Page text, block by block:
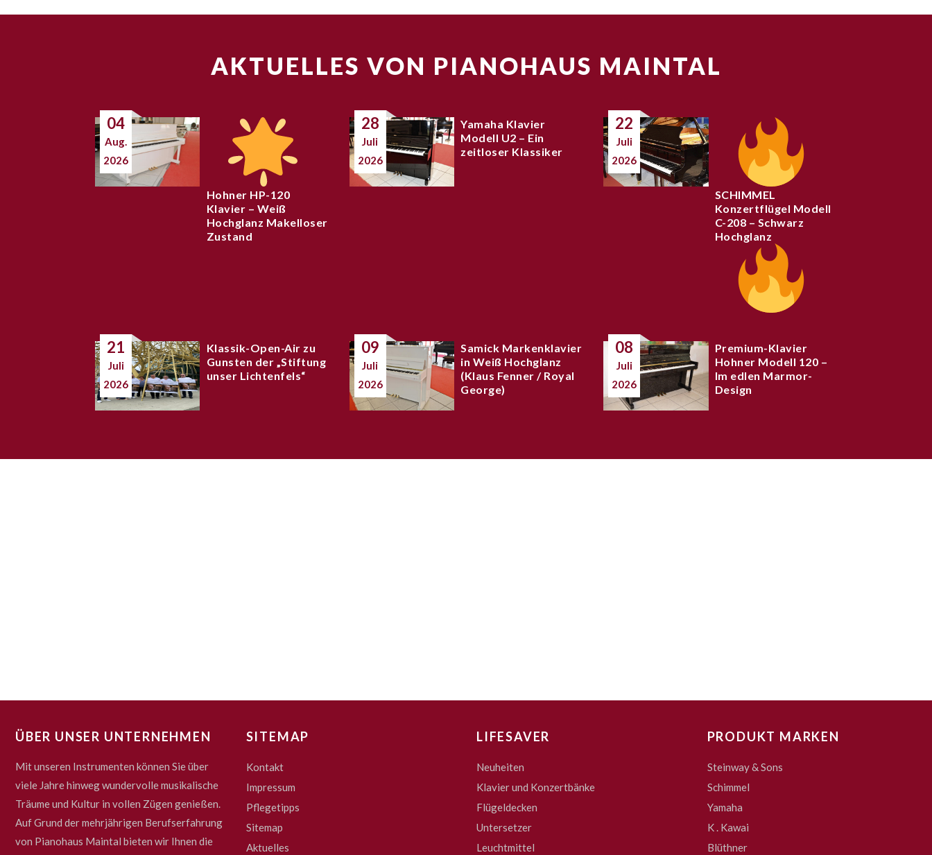
AKTUELLES VON PIANOHAUS MAINTAL
04
Aug.
2026
Hohner HP-120
Klavier – Weiß
Hochglanz Makelloser
Zustand
28
Juli
2026
Yamaha Klavier
Modell U2 – Ein
zeitloser Klassiker
22
Juli
2026
SCHIMMEL
Konzertflügel Modell
C-208 – Schwarz
Hochglanz
21
Juli
2026
Klassik-Open-Air zu
Gunsten der „Stiftung
unser Lichtenfels“
09
Juli
2026
Samick Markenklavier
in Weiß Hochglanz
(Klaus Fenner / Royal
George)
08
Juli
2026
Premium-Klavier
Hohner Modell 120 –
Im edlen Marmor-
Design
ÜBER UNSER UNTERNEHMEN
Mit unseren Instrumenten können Sie über
viele Jahre hinweg wundervolle musikalische
Träume und Kultur in vollen Zügen genießen.
Auf Grund der mehrjährigen Berufserfahrung
von Pianohaus Maintal bieten wir Ihnen die
SITEMAP
Kontakt
Impressum
Pflegetipps
Sitemap
Aktuelles
LIFESAVER
Neuheiten
Klavier und Konzertbänke
Flügeldecken
Untersetzer
Leuchtmittel
PRODUKT MARKEN
Steinway & Sons
Schimmel
Yamaha
K . Kawai
Blüthner